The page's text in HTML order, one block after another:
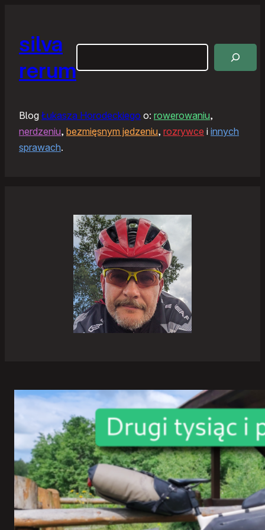
silva
rerum
Blog Łukasza Horodeckiego o: rowerowaniu,
nerdzeniu, bezmięsnym jedzeniu, rozrywce i innych
sprawach.